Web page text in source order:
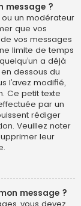
message ?
un modérateur
que vos
vos messages
limite de temps
a déjà
dessous du
l’avez modifié,
Ce petit texte
par un
rédiger
Veuillez noter
leur
message ?
vous devez